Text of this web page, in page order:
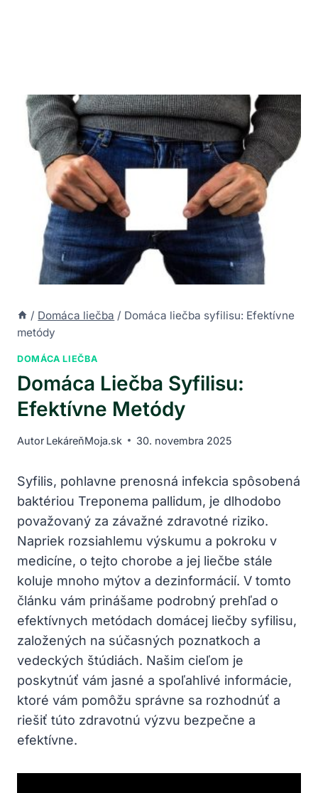
/ Domáca liečba / Domáca liečba syfilisu: Efektívne
metódy
DOMÁCA LIEČBA
Domáca Liečba Syfilisu:
Efektívne Metódy
Autor LekáreňMoja.sk 30. novembra 2025
Syfilis, ⁤pohlavne prenosná infekcia spôsobená
baktériou​ Treponema pallidum, je dlhodobo
považovaný za​ závažné zdravotné ⁣riziko.
Napriek rozsiahlemu výskumu a pokroku v
medicíne, o ⁣tejto chorobe a jej ‍liečbe stále
koluje‍ mnoho mýtov a⁤ dezinformácií.​ V ​tomto
článku vám‌ prinášame podrobný prehľad o
efektívnych ‌metódach ⁢domácej liečby syfilisu,⁢
založených ​na súčasných poznatkoch a
vedeckých štúdiách.⁢ Našim⁢ cieľom ‍je
poskytnúť vám ⁣jasné a spoľahlivé informácie,
ktoré vám‌ pomôžu správne sa⁣ rozhodnúť a
riešiť túto zdravotnú⁤ výzvu bezpečne a
efektívne.